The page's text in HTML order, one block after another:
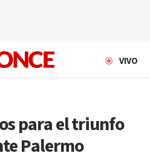
VIVO
para el triunfo
Palermo